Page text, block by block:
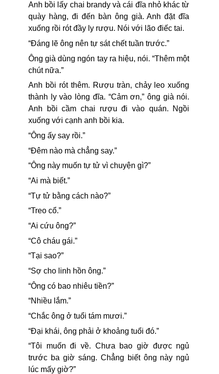
Anh bồi lấy chai brandy và cái đĩa nhỏ khác từ
quày hàng, đi đến bàn ông già. Anh đặt đĩa
xuống rồi rót đầy ly rượu. Nói với lão điếc tai.
“Đáng lẽ ông nên tự sát chết tuần trước.”
Ông già dùng ngón tay ra hiệu, nói. “Thêm một
chút nữa.”
Anh bồi rót thêm. Rượu tràn, chảy leo xuống
thành ly vào lòng đĩa. “Cảm ơn,” ông già nói.
Anh bồi cầm chai rượu đi vào quán. Ngồi
xuống với cạnh anh bồi kia.
“Ông ấy say rồi.”
“Đêm nào mà chẳng say.”
“Ông này muốn tự tử vì chuyện gì?”
“Ai mà biết.”
“Tự tử bằng cách nào?”
“Treo cổ.”
“Ai cứu ông?”
“Cô cháu gái.”
“Tại sao?”
“Sợ cho linh hồn ông.”
“Ông có bao nhiêu tiền?”
“Nhiều lắm.”
“Chắc ông ở tuổi tám mươi.”
“Đại khái, ông phải ở khoảng tuổi đó.”
“Tôi muốn đi về. Chưa bao giờ được ngủ
trước ba giờ sáng. Chẳng biết ông này ngủ
lúc mấy giờ?”